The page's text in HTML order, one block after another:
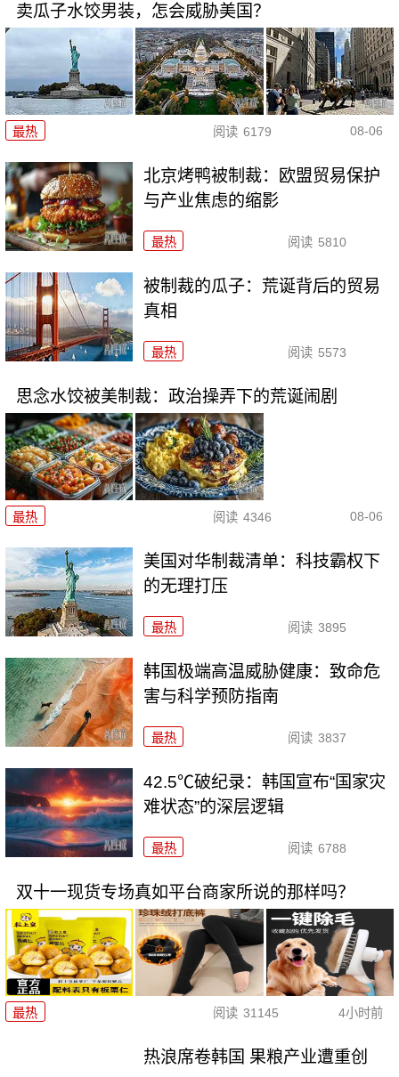
卖瓜子水饺男装，怎会威胁美国？
最热 阅读 6179 08-06
北京烤鸭被制裁：欧盟贸易保护
与产业焦虑的缩影
最热 阅读 5810
被制裁的瓜子：荒诞背后的贸易
真相
最热 阅读 5573
思念水饺被美制裁：政治操弄下的荒诞闹剧
最热 阅读 4346 08-06
美国对华制裁清单：科技霸权下
的无理打压
最热 阅读 3895
韩国极端高温威胁健康：致命危
害与科学预防指南
最热 阅读 3837
42.5℃破纪录：韩国宣布“国家灾
难状态”的深层逻辑
最热 阅读 6788
双十一现货专场真如平台商家所说的那样吗？
最热 阅读 31145 4小时前
热浪席卷韩国 果粮产业遭重创